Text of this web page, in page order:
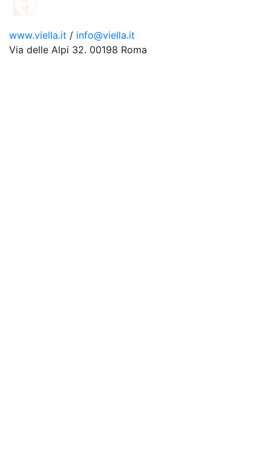
www.viella.it / info@viella.it
Via delle Alpi 32. 00198 Roma